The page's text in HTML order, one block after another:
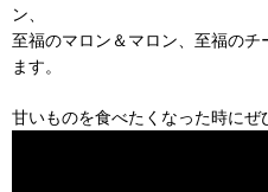
ン、
至福のマロン＆マロン、至福の
ます。
甘いものを食べたくなった時にぜ